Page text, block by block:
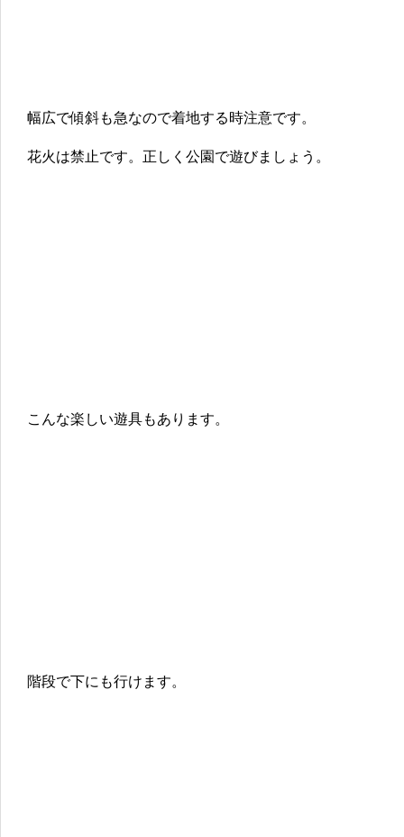
幅広で傾斜も急なので着地する時注意です。
花火は禁止です。正しく公園で遊びましょう。
こんな楽しい遊具もあります。
階段で下にも行けます。